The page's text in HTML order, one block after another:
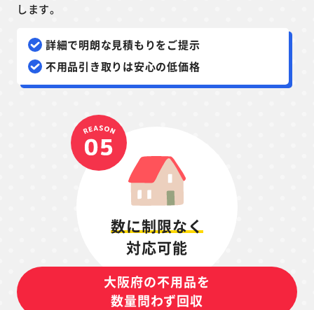
します。
詳細で明朗な見積もりをご提示
不用品引き取りは安心の低価格
数に制限なく
対応可能
大阪府の不用品を
数量問わず回収